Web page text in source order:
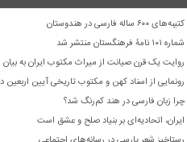
کتیبه‌های ۶۰۰ ساله فارسی در هندوستان
شماره ۱۰۱ نامۀ فرهنگستان منتشر شد
روایت یک قرن صیانت از میراث مکتوب ایران به بیان
رونمایی از اسناد کهن و مکتوب تاریخی آیین
چرا زبان فارسی در هند کم‌رنگ شد؟
ایران، اتحادیه‌ای بر بنیاد صلح و عشق است